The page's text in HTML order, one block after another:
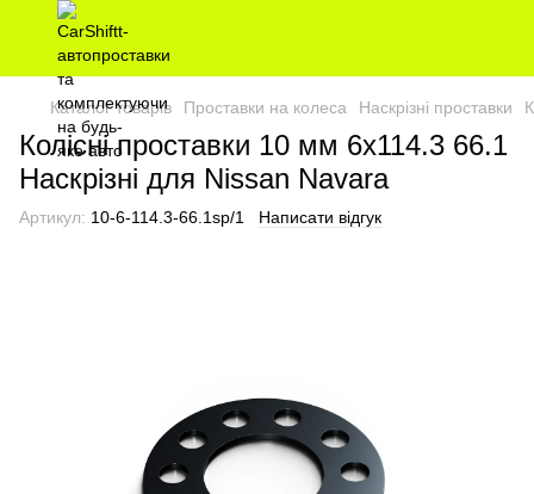
Каталог товарів Проставки на колеса Наскрізні проставки
Колісні проставки 10 мм 6х114.3 66.1
Наскрізні для Nissan Navara
Артикул: 10-6-114.3-66.1sp/1 Написати відгук